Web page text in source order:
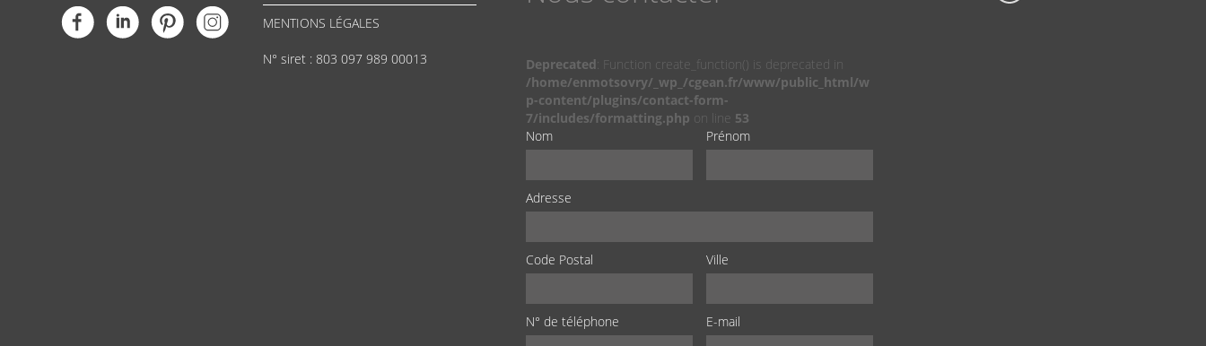
MENTIONS LÉGALES
N° siret : 803 097 989 00013 Deprecated: Function create_function() is deprecated in
/home/enmotsovry/_wp_/cgean.fr/www/public_html/w
p-content/plugins/contact-form-
7/includes/formatting.php on line 53
Nom
Prénom
Adresse
Code Postal Ville
N° de téléphone E-mail